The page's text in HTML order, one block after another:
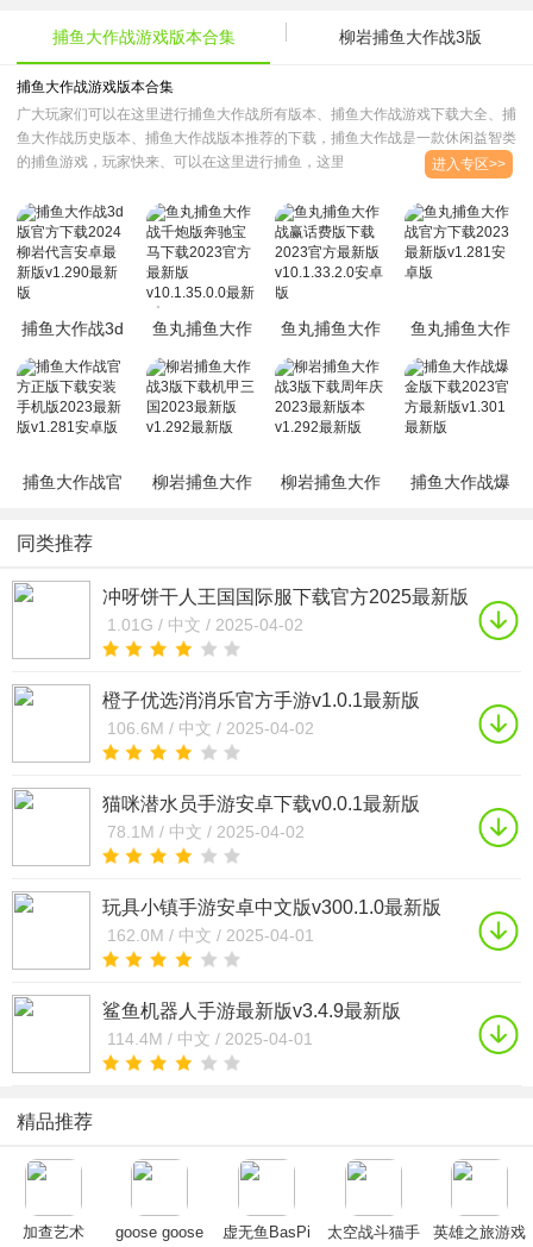
捕鱼大作战游戏版本合集 柳岩捕鱼大作战3版
捕鱼大作战游戏版本合集
广大玩家们可以在这里进行捕鱼大作战所有版本、捕鱼大作战游戏下载大全、捕
鱼大作战历史版本、捕鱼大作战版本推荐的下载，捕鱼大作战是一款休闲益智类
的捕鱼游戏，玩家快来、可以在这里进行捕鱼，这里有很多特色的捕鱼玩法，玩
一网打尽，感兴趣的可以下载试试看！..
进入专区>>
捕鱼大作战3d
2024柳岩代言
安卓最新版
v1.290最新版
鱼丸捕鱼大作
宝马下载2023
官方最新版
v10.1.35.0.0最
鱼丸捕鱼大作
载2023官方最
新版
v10.1.33.2.0安
鱼丸捕鱼大作
2023最新版
v1.281安卓版
捕鱼大作战官
装手机版2023
最新版v1.281
安卓版
柳岩捕鱼大作
柳岩捕鱼大作
捕鱼大作战爆
同类推荐
冲呀饼干人王国国际服下载官方2025最新版
(cookie run: kingdom)v6.1.102最新版
1.01G / 中文 / 2025-04-02
橙子优选消消乐官方手游v1.0.1最新版
106.6M / 中文 / 2025-04-02
猫咪潜水员手游安卓下载v0.0.1最新版
78.1M / 中文 / 2025-04-02
玩具小镇手游安卓中文版v300.1.0最新版
162.0M / 中文 / 2025-04-01
鲨鱼机器人手游最新版v3.4.9最新版
114.4M / 中文 / 2025-04-01
精品推荐
加查艺术 goose goose 虚无鱼BasPi 太空战斗猫手 英雄之旅游戏